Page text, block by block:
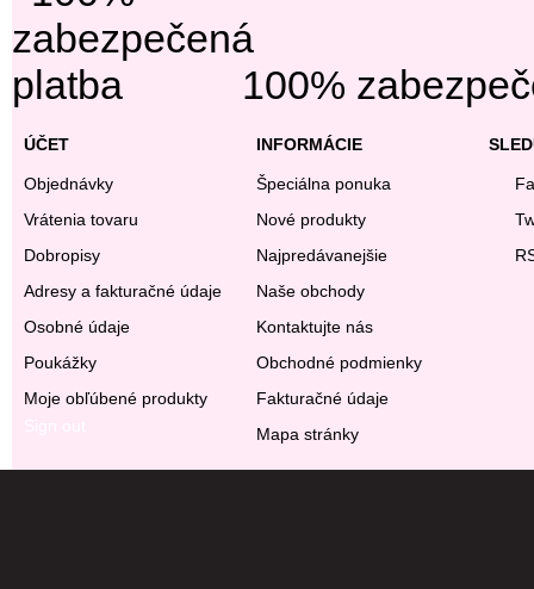
100%
ÚČET
Objednávky
Vrátenia tovaru
Dobropisy
Adresy a fakturačné údaje
Osobné údaje
Poukážky
Moje obľúbené produkty
INFORMÁCIE
Špeciálna ponuka
Nové produkty
Najpredávanejšie
Naše obchody
Kontaktujte nás
Obchodné podmienky
Fakturačné údaje
Mapa stránky